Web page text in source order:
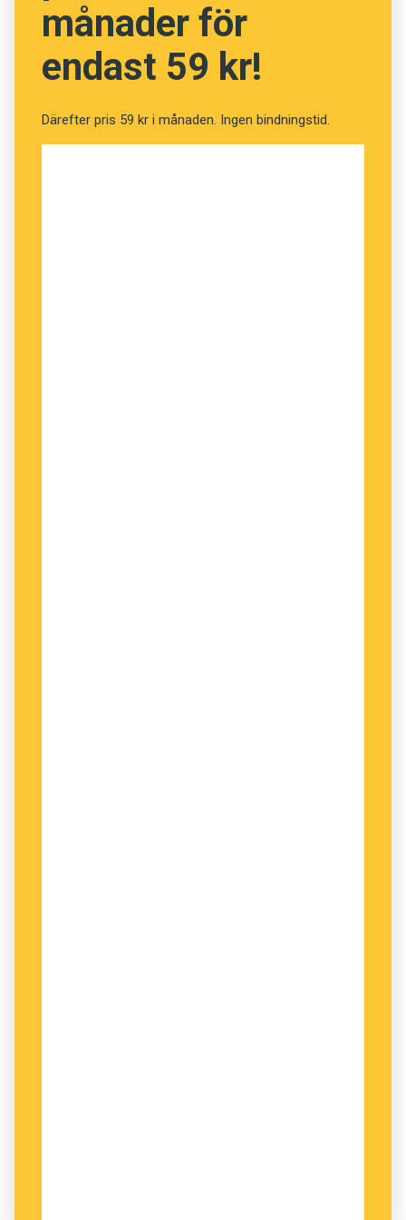
– Vi har inte hört de engelska utropen men jag
tycker inte att de behövs. Det är bara kul att få
höra den svenska språkmelodin och dessutom
månader för
endast 59 kr!
Därefter pris 59 kr i månaden. Ingen bindningstid.